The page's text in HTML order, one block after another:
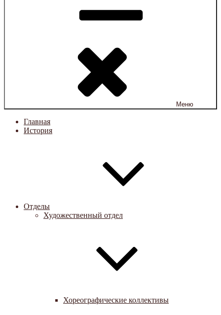
Меню
Главная
История
Отделы
Художественный отдел
Хореографические коллективы